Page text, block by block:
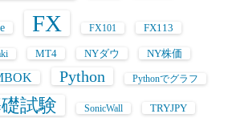
FX FX101 FX113
MT4 NYダウ NY株価
Python Pythonでグラフ
試験 SonicWall TRYJPY